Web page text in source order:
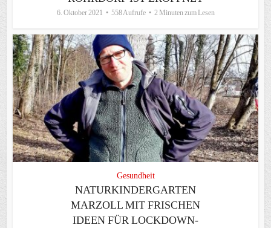
6. Oktober 2021 558 Aufrufe 2 Minuten zum Lesen
Gesundheit
NATURKINDERGARTEN
MARZOLL MIT FRISCHEN
IDEEN FÜR LOCKDOWN-